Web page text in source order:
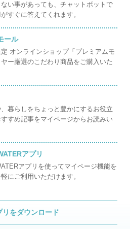
い事があっても、チャットボットで
すぐに答えてくれます。
ール
オンラインショップ「プレミアムモ
ー厳選のこだわり商品をご購入いた
暮らしをちょっと豊かにするお役立
すめ記事をマイページからお読みい
アプリ
アプリを使ってマイページ機能を
にご利用いただけます。
リをダウンロード